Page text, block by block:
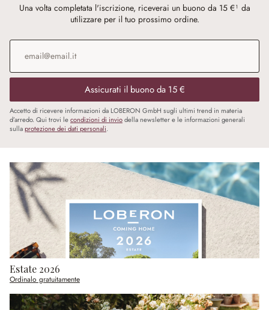
Una volta completata l'iscrizione, riceverai un buono da 15 €¹ da
utilizzare per il tuo prossimo ordine.
Indirizzo e-mail
Assicurati il buono da 15 €
Accetto di ricevere informazioni da LOBERON GmbH sugli ultimi trend in materia
d’arredo. Qui trovi lecondizioni di inviodella newsletter e le informazioni generali
sullaprotezione dei dati personali.
Estate 2026
Ordinalo gratuitamente